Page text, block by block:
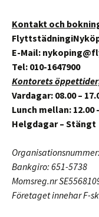
Kontakt och
E-Mail:
Tel: 010-1647900
Kontorets
Vardagar: 08.00 –
Lunch mellan: 12.00
Helgdagar – Stängt
Bankgiro: 651-5738
Momsreg.nr
Företaget innehar F-